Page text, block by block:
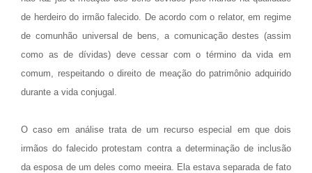
de herdeiro do irmão falecido. De acordo com o relator, em regime
de comunhão universal de bens, a comunicação destes (assim
como as de dívidas) deve cessar com o término da vida em
comum, respeitando o direito de meação do patrimônio adquirido
durante a vida conjugal.
O caso em análise trata de um recurso especial em que dois
irmãos do falecido protestam contra a determinação de inclusão
da esposa de um deles como meeira. Ela estava separada de fato